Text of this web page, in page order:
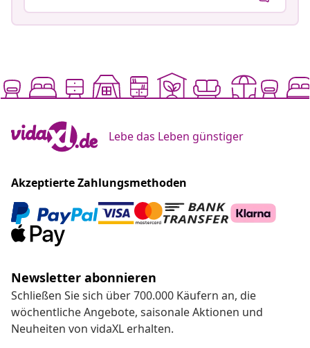
Lebe das Leben günstiger
Akzeptierte Zahlungsmethoden
Newsletter abonnieren
Schließen Sie sich über 700.000 Käufern an, die
wöchentliche Angebote, saisonale Aktionen und
Neuheiten von vidaXL erhalten.